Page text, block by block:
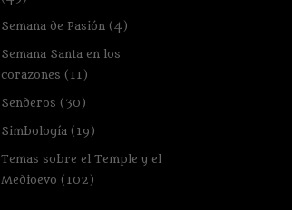
Semana de Pasión (4)
Semana Santa en los
corazones (11)
Senderos (30)
Simbología (19)
Temas sobre el Temple y el
Medioevo (102)